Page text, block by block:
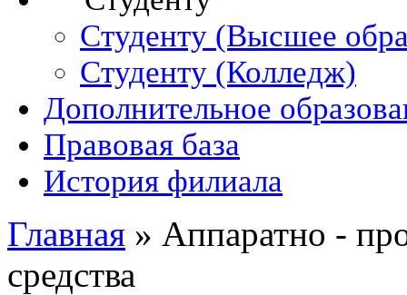
Студенту (Высшее
Студенту (Колледж)
Дополнительное
Правовая база
История филиала
Главная » Аппаратно -
средства